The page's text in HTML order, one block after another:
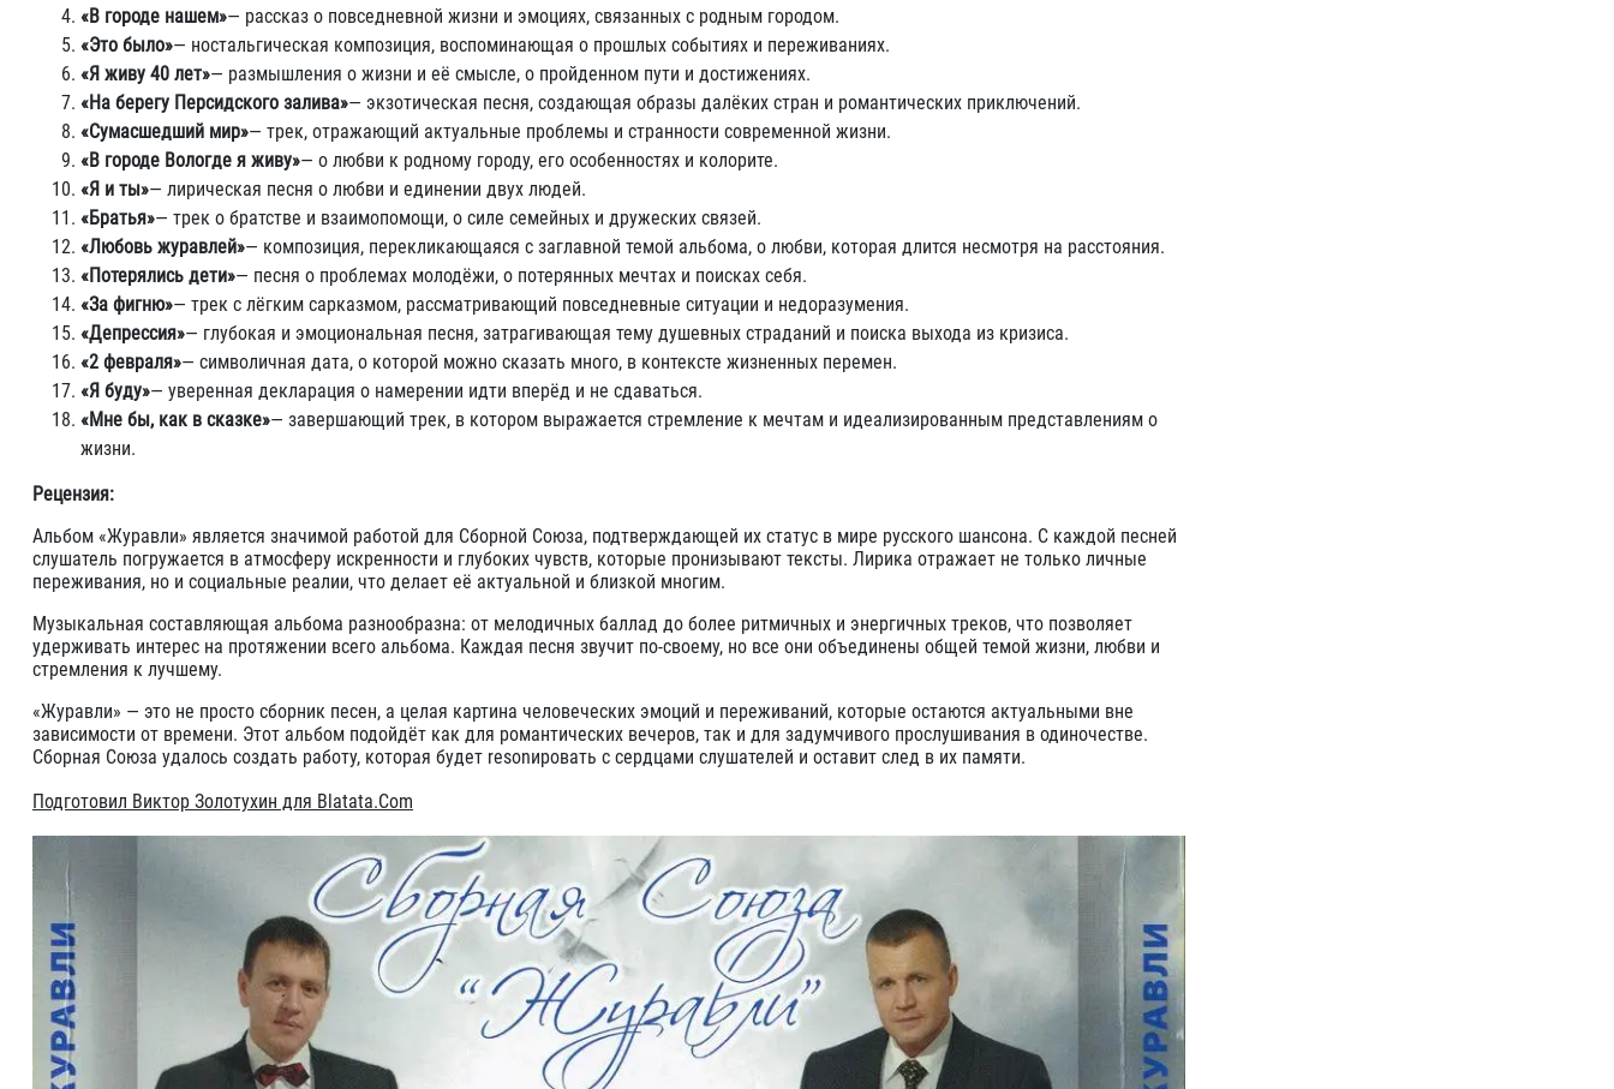
«В городе нашем»— рассказ о повседневной жизни и эмоциях, связанных с родным городом.
«Это было»— ностальгическая композиция, воспоминающая о прошлых событиях и переживаниях.
«Я живу 40 лет»— размышления о жизни и её смысле, о пройденном пути и достижениях.
«На берегу Персидского залива»— экзотическая песня, создающая образы далёких стран и романтических приключений.
«Сумасшедший мир»— трек, отражающий актуальные проблемы и странности современной жизни.
«В городе Вологде я живу»— о любви к родному городу, его особенностях и колорите.
«Я и ты»— лирическая песня о любви и единении двух людей.
«Братья»— трек о братстве и взаимопомощи, о силе семейных и дружеских связей.
«Любовь журавлей»— композиция, перекликающаяся с заглавной темой альбома, о любви, которая длится несмотря на расстояния.
«Потерялись дети»— песня о проблемах молодёжи, о потерянных мечтах и поисках себя.
«За фигню»— трек с лёгким сарказмом, рассматривающий повседневные ситуации и недоразумения.
«Депрессия»— глубокая и эмоциональная песня, затрагивающая тему душевных страданий и поиска выхода из кризиса.
«2 февраля»— символичная дата, о которой можно сказать много, в контексте жизненных перемен.
«Я буду»— уверенная декларация о намерении идти вперёд и не сдаваться.
«Мне бы, как в сказке»— завершающий трек, в котором выражается стремление к мечтам и идеализированным представлениям о
жизни.
Рецензия:
Альбом «Журавли» является значимой работой для Сборной Союза, подтверждающей их статус в мире русского шансона. С каждой песней
слушатель погружается в атмосферу искренности и глубоких чувств, которые пронизывают тексты. Лирика отражает не только личные
переживания, но и социальные реалии, что делает её актуальной и близкой многим.
Музыкальная составляющая альбома разнообразна: от мелодичных баллад до более ритмичных и энергичных треков, что позволяет
удерживать интерес на протяжении всего альбома. Каждая песня звучит по-своему, но все они объединены общей темой жизни, любви и
стремления к лучшему.
«Журавли» — это не просто сборник песен, а целая картина человеческих эмоций и переживаний, которые остаются актуальными вне
зависимости от времени. Этот альбом подойдёт как для романтических вечеров, так и для задумчивого прослушивания в одиночестве.
Сборная Союза удалось создать работу, которая будет resonировать с сердцами слушателей и оставит след в их памяти.
Подготовил Виктор Золотухин для Blatata.Com